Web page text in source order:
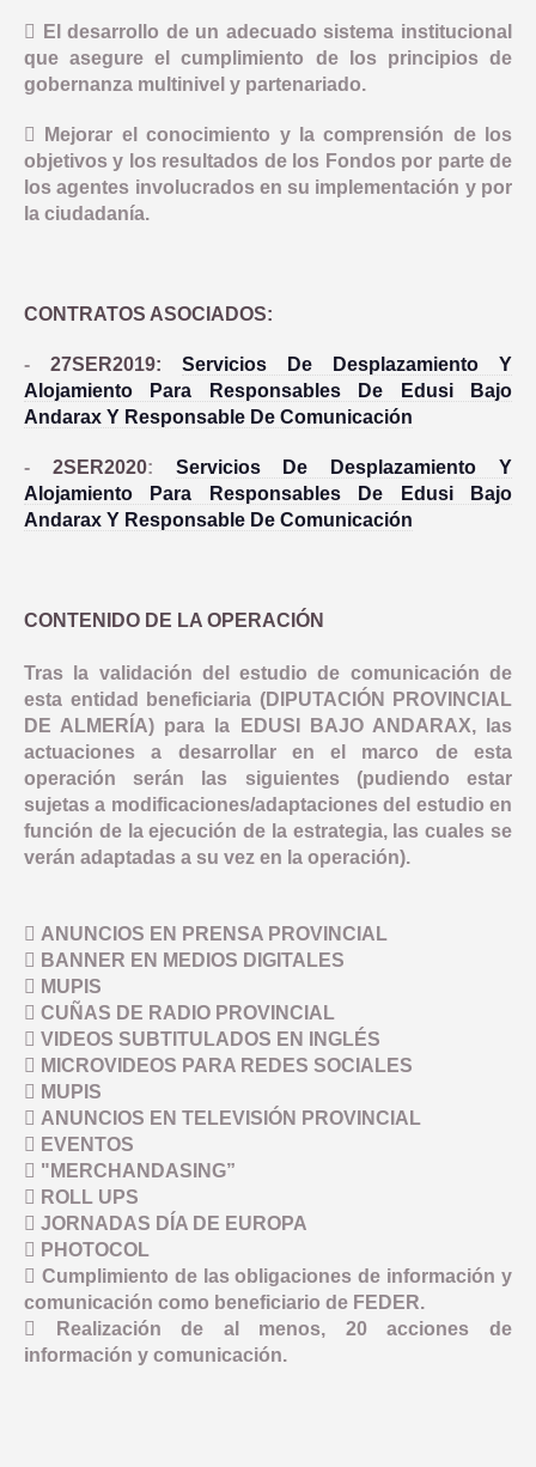
 El desarrollo de un adecuado sistema institucional
que asegure el cumplimiento de los principios de
gobernanza multinivel y partenariado.
 Mejorar el conocimiento y la comprensión de los
objetivos y los resultados de los Fondos por parte de
los agentes involucrados en su implementación y por
la ciudadanía.
CONTRATOS ASOCIADOS:
- 27SER2019:
Servicios De Desplazamiento Y
Alojamiento Para Responsables De Edusi Bajo
Andarax Y Responsable De Comunicación
- 2SER2020: Servicios De Desplazamiento Y
Alojamiento Para Responsables De Edusi Bajo
Andarax Y Responsable De Comunicación
CONTENIDO DE LA OPERACIÓN
Tras la validación del estudio de comunicación de
esta entidad beneficiaria (DIPUTACIÓN PROVINCIAL
DE ALMERÍA) para la EDUSI BAJO ANDARAX, las
actuaciones a desarrollar en el marco de esta
operación serán las siguientes (pudiendo estar
sujetas a modificaciones/adaptaciones del estudio en
función de la ejecución de la estrategia, las cuales se
verán adaptadas a su vez en la operación).
 ANUNCIOS EN PRENSA PROVINCIAL
 BANNER EN MEDIOS DIGITALES
 MUPIS
 CUÑAS DE RADIO PROVINCIAL
 VIDEOS SUBTITULADOS EN INGLÉS
 MICROVIDEOS PARA REDES SOCIALES
 MUPIS
 ANUNCIOS EN TELEVISIÓN PROVINCIAL
 EVENTOS
 "MERCHANDASING”
 ROLL UPS
 JORNADAS DÍA DE EUROPA
 PHOTOCOL
 Cumplimiento de las obligaciones de información y
comunicación como beneficiario de FEDER.
 Realización de al menos, 20 acciones de
información y comunicación.